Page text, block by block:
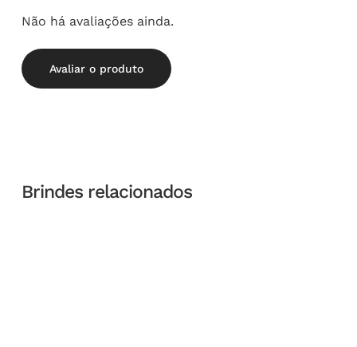
Não há avaliações ainda.
Avaliar o produto
Brindes relacionados